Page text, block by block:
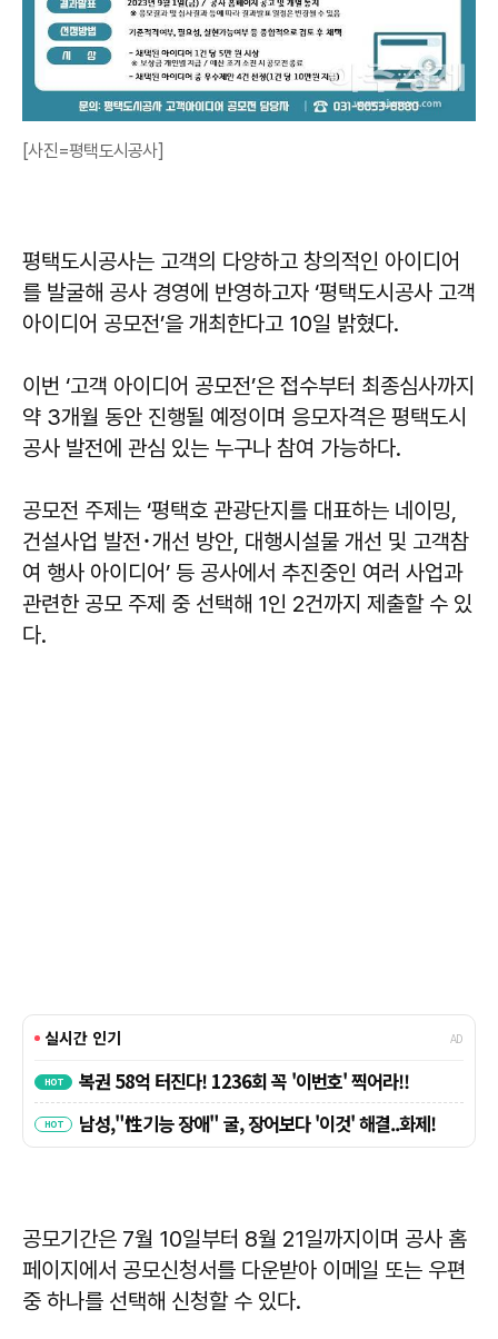
[사진=평택도시공사]
평택도시공사는 고객의 다양하고 창의적인 아이디어
를 발굴해 공사 경영에 반영하고자 ‘평택도시공사 고객
아이디어 공모전’을 개최한다고 10일 밝혔다.
이번 ‘고객 아이디어 공모전’은 접수부터 최종심사까지
약 3개월 동안 진행될 예정이며 응모자격은 평택도시
공사 발전에 관심 있는 누구나 참여 가능하다.
공모전 주제는 ‘평택호 관광단지를 대표하는 네이밍,
건설사업 발전･개선 방안, 대행시설물 개선 및 고객참
여 행사 아이디어’ 등 공사에서 추진중인 여러 사업과
관련한 공모 주제 중 선택해 1인 2건까지 제출할 수 있
다.
공모기간은 7월 10일부터 8월 21일까지이며 공사 홈
페이지에서 공모신청서를 다운받아 이메일 또는 우편
중 하나를 선택해 신청할 수 있다.